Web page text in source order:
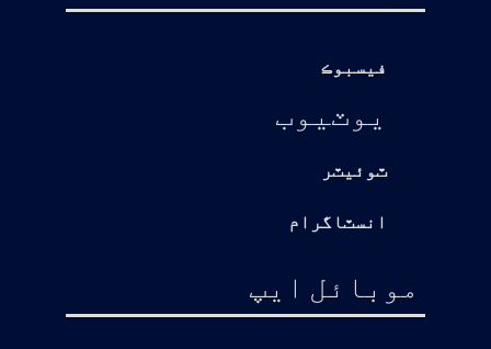
فيسبوڪ
يوٽيوب
ٽوئيٽر
انسٽاگرام
موبائل ايپ